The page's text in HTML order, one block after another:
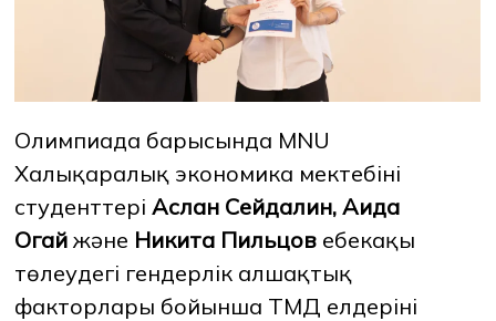
Олимпиада барысында MNU
Халықаралық экономика мектебінің
студенттеріАслан Сейдалин, Аида
Огай және Никита Пильцов еңбекақы
төлеудегі гендерлік алшақтық
факторлары бойынша ТМД елдерінің